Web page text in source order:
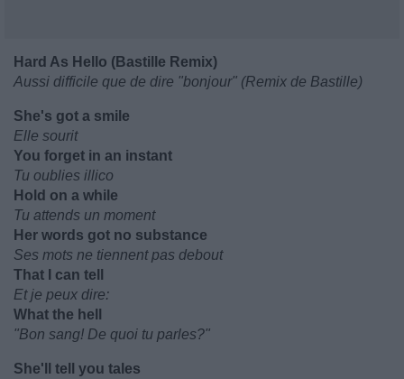
Hard As Hello (Bastille Remix)
Aussi difficile que de dire "bonjour" (Remix de Bastille)
She's got a smile
Elle sourit
You forget in an instant
Tu oublies illico
Hold on a while
Tu attends un moment
Her words got no substance
Ses mots ne tiennent pas debout
That I can tell
Et je peux dire:
What the hell
"Bon sang! De quoi tu parles?"
She'll tell you tales